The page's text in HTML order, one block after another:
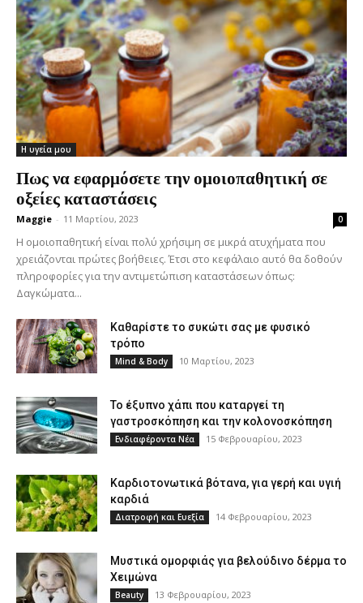
Η υγεία μου
Πως να εφαρμόσετε την ομοιοπαθητική σε
οξείες καταστάσεις
Maggie - 11 Μαρτίου, 2023 0
Η ομοιοπαθητική είναι πολύ χρήσιμη σε μικρά ατυχήματα που
χρειάζονται πρώτες βοήθειες. Έτσι στο κεφάλαιο αυτό θα δοθούν
πληροφορίες για την αντιμετώπιση καταστάσεων όπως:
Δαγκώματα...
Καθαρίστε το συκώτι σας με φυσικό
τρόπο
Mind & Body 10 Μαρτίου, 2023
Το έξυπνο χάπι που καταργεί τη
γαστροσκόπηση και την κολονοσκόπηση
Ενδιαφέροντα Νέα 15 Φεβρουαρίου, 2023
Καρδιοτονωτικά βότανα, για γερή και υγιή
καρδιά
Διατροφή και Ευεξία 14 Φεβρουαρίου, 2023
Μυστικά ομορφιάς για βελούδινο δέρμα το
Χειμώνα
Beauty 13 Φεβρουαρίου, 2023